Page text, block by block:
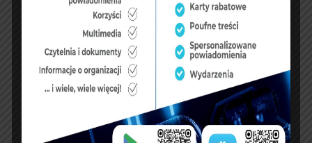
12 14 15
17 18 19 21 22
25 26 28 29